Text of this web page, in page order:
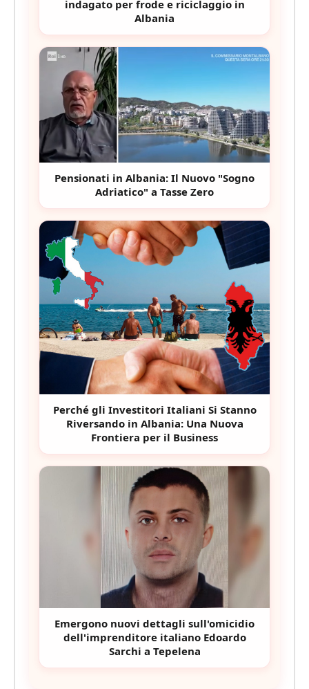
indagato per frode e riciclaggio in
Albania
Pensionati in Albania: Il Nuovo "Sogno
Adriatico" a Tasse Zero
Perché gli Investitori Italiani Si Stanno
Riversando in Albania: Una Nuova
Frontiera per il Business
Emergono nuovi dettagli sull'omicidio
dell'imprenditore italiano Edoardo
Sarchi a Tepelena